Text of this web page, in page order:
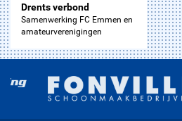
Drents verbond
Samenwerking FC Emmen en
amateurverenigingen